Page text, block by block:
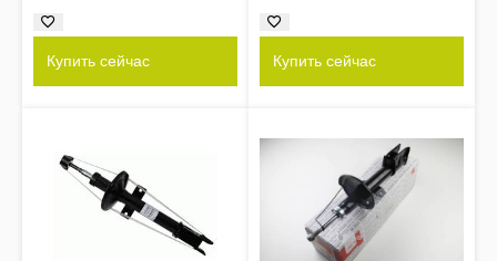
Купить сейчас Купить сейчас